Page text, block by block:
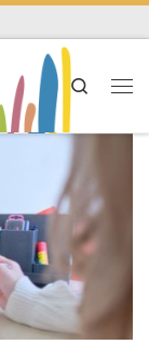
Search